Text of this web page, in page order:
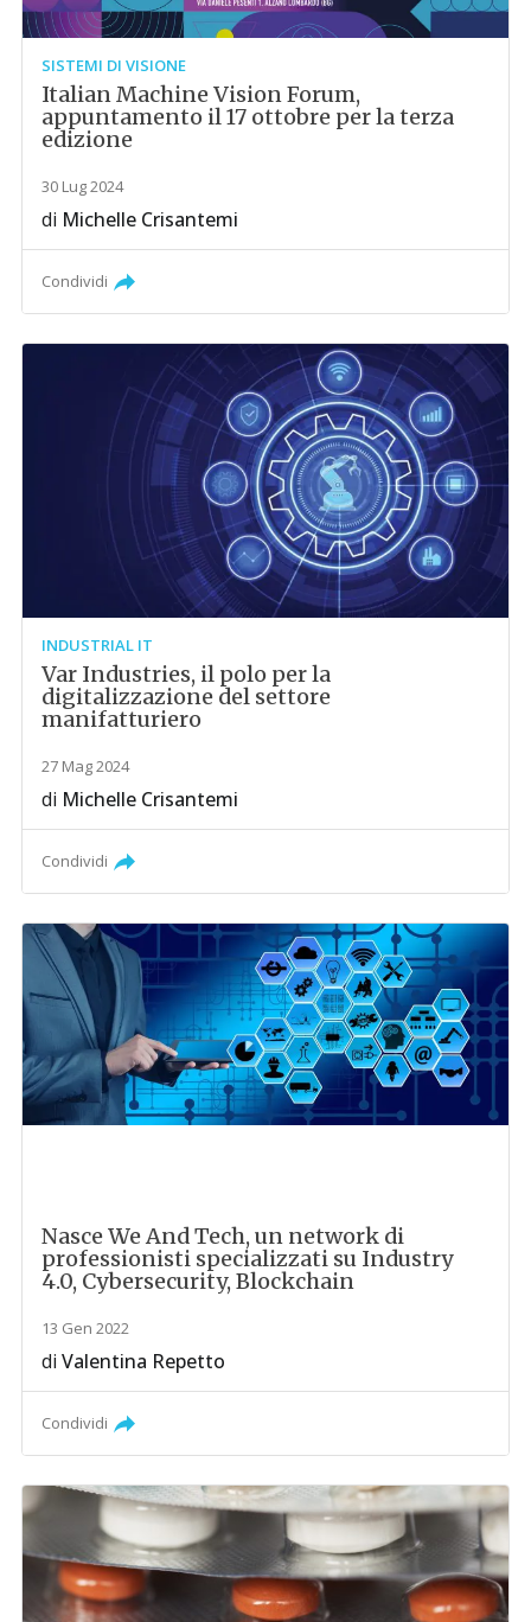
SISTEMI DI VISIONE
Italian Machine Vision Forum,
appuntamento il 17 ottobre per la terza
edizione
30 Lug 2024
di Michelle Crisantemi
Condividi
INDUSTRIAL IT
Var Industries, il polo per la
digitalizzazione del settore
manifatturiero
27 Mag 2024
di Michelle Crisantemi
Condividi
Nasce We And Tech, un network di
professionisti specializzati su Industry
4.0, Cybersecurity, Blockchain
13 Gen 2022
diValentina Repetto
Condividi